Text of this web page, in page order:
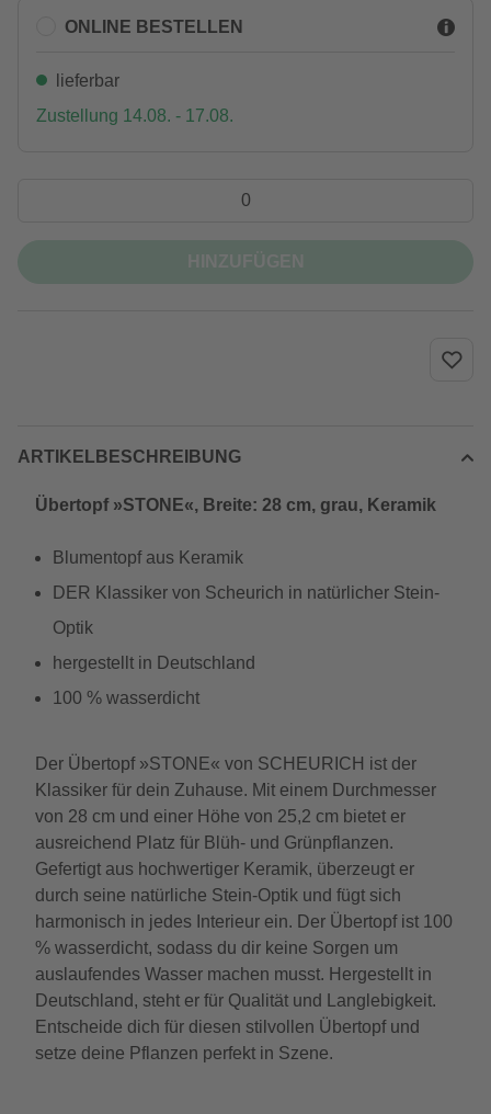
ONLINE BESTELLEN
lieferbar
Zustellung 14.08. - 17.08.
ARTIKELBESCHREIBUNG
Übertopf »STONE«, Breite: 28 cm, grau, Keramik
Blumentopf aus Keramik
DER Klassiker von Scheurich in natürlicher Stein-
Optik
hergestellt in Deutschland
100 % wasserdicht
Der Übertopf »STONE« von SCHEURICH ist der
Klassiker für dein Zuhause. Mit einem Durchmesser
von 28 cm und einer Höhe von 25,2 cm bietet er
ausreichend Platz für Blüh- und Grünpflanzen.
Gefertigt aus hochwertiger Keramik, überzeugt er
durch seine natürliche Stein-Optik und fügt sich
harmonisch in jedes Interieur ein. Der Übertopf ist 100
% wasserdicht, sodass du dir keine Sorgen um
auslaufendes Wasser machen musst. Hergestellt in
Deutschland, steht er für Qualität und Langlebigkeit.
Entscheide dich für diesen stilvollen Übertopf und
setze deine Pflanzen perfekt in Szene.